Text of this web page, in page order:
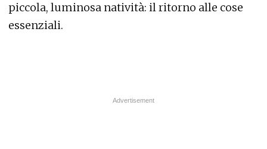
piccola, luminosa natività: il ritorno alle cose
essenziali.